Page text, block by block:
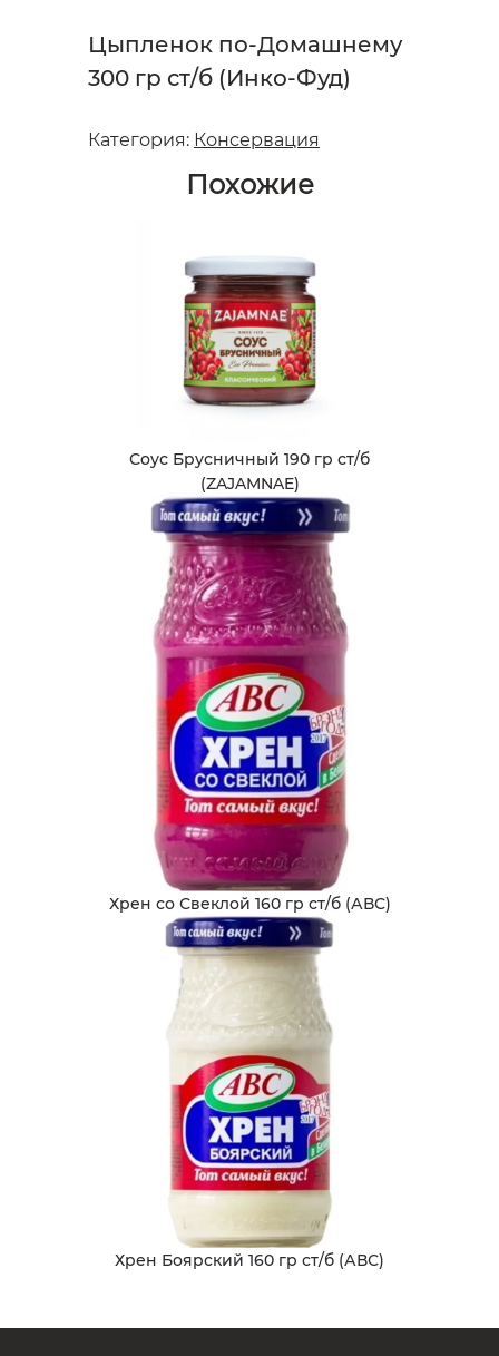
Цыпленок по-Домашнему
300 гр ст/б (Инко-Фуд)
Категория: Консервация
Похожие
Соус Брусничный 190 гр ст/б
(ZAJAMNAE)
Хрен со Свеклой 160 гр ст/б (АВС)
Хрен Боярский 160 гр ст/б (АВС)